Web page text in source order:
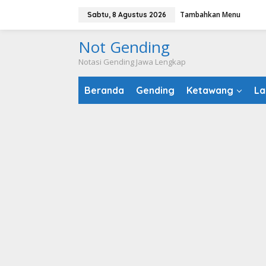
konten
Sabtu, 8 Agustus 2026 Tambahkan Menu
Not Gending
Notasi Gending Jawa Lengkap
Beranda Gending Ketawang